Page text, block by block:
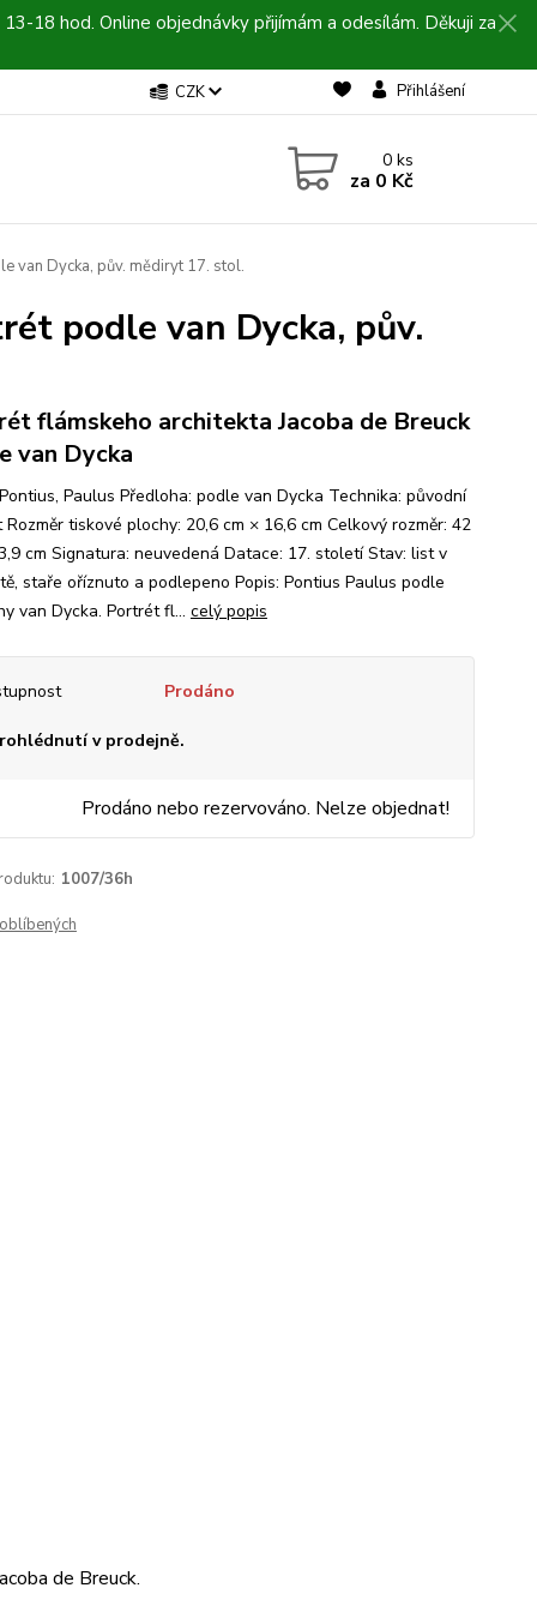
18 hod. Online objednávky přijímám a odesílám. Děkuji za
CZK Přihlášení
0ks
za 0 Kč
van Dycka, pův. mědiryt 17. stol.
podle van Dycka, pův.
flámskeho architekta Jacoba de Breuck
van Dycka
Paulus Předloha: podle van Dycka Technika: původní
Rozměr tiskové plochy: 20,6 cm × 16,6 cm Celkový rozměr: 42
cm Signatura: neuvedená Datace: 17. století Stav: list v
staře oříznuto a podlepeno Popis: Pontius Paulus podle
van Dycka. Portrét fl... celý popis
Prodáno
v prodejně.
Prodáno nebo rezervováno. Nelze objednat!
1007/36h
de Breuck.